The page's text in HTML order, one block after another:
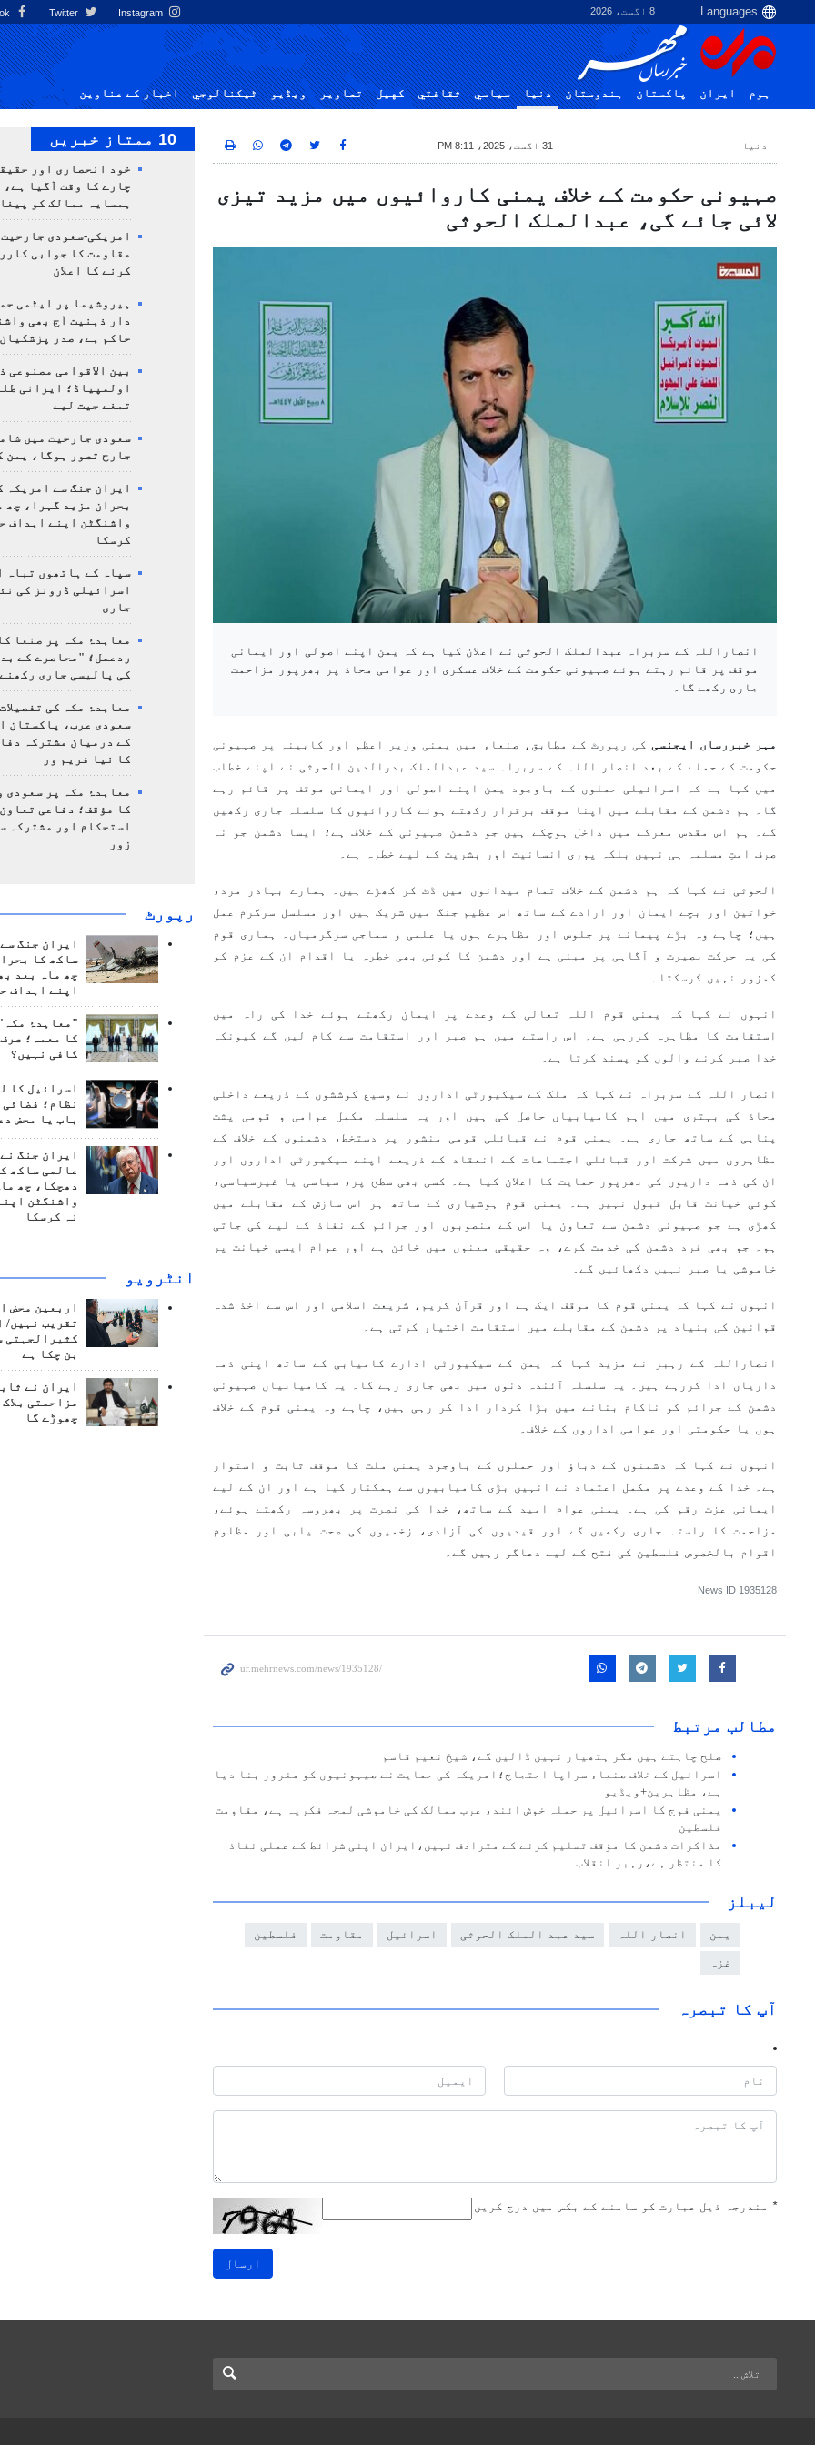
8 اگست، 2026 Instagram
ہوم ایران پاکستان ہندوستان دنیا سياسي ثقافتي کهيل تصاوير ویڈیو ٹيكنالوجي اخبار کے عناوین
دنیا 31 اگست، 2025، 8:11 PM
صہیونی حکومت کے خلاف یمنی کاروائیوں میں مزید تیزی
لائی جائے گی، عبدالملک الحوثی
انصاراللہ کے سربراہ عبدالملک الحوثی نے اعلان کیا ہے کہ یمن اپنے اصولی اور ایمانی
موقف پر قائم رہتے ہوئے صہیونی حکومت کے خلاف عسکری اور عوامی محاذ پر بھرپور مزاحمت
جاری رکھے گا۔
مہر خبررساں ایجنسی کی رپورٹ کے مطابق، صنعاء میں یمنی وزیر اعظم اور کابینہ پر صہیونی
حکومت کے حملے کے بعد انصار اللہ کے سربراہ سید عبدالملک بدرالدین الحوثی نے اپنے خطاب
میں کہا ہے کہ اسرائیلی حملوں کے باوجود یمن اپنے اصولی اور ایمانی موقف پر قائم رہے
گا۔ ہم دشمن کے مقابلے میں اپنا موقف برقرار رکھتے ہوئے کاروائیوں کا سلسلہ جاری رکھیں
گے۔ ہم اس مقدس معرکے میں داخل ہوچکے ہیں جو دشمن صہیونی کے خلاف ہے؛ ایسا دشمن جو نہ
صرف امتِ مسلمہ ہی نہیں بلکہ پوری انسانیت اور بشریت کے لیے خطرہ ہے۔
الحوثی نے کہا کہ ہم دشمن کے خلاف تمام میدانوں میں ڈٹ کر کھڑے ہیں۔ ہمارے بہادر مرد،
خواتین اور بچے ایمان اور ارادے کے ساتھ اس عظیم جنگ میں شریک ہیں اور مسلسل سرگرم عمل
ہیں؛ چاہے وہ بڑے پیمانے پر جلوس اور مظاہرے ہوں یا علمی و سماجی سرگرمیاں۔ ہماری قوم
کی یہ حرکت بصیرت و آگاہی پر مبنی ہے اور دشمن کا کوئی بھی خطرہ یا اقدام ان کے عزم کو
کمزور نہیں کرسکتا۔
انہوں نے کہا کہ یمنی قوم اللہ تعالی کے وعدے پر ایمان رکھتے ہوئے خدا کی راہ میں
استقامت کا مظاہرہ کررہی ہے۔ اس راستے میں ہم صبر اور استقامت سے کام لیں گے کیونکہ
خدا صبر کرنے والوں کو پسند کرتا ہے۔
انصار اللہ کے سربراہ نے کہا کہ ملک کے سیکیورٹی اداروں نے وسیع کوششوں کے ذریعے داخلی
محاذ کی بہتری میں اہم کامیابیاں حاصل کی ہیں اور یہ سلسلہ مکمل عوامی و قومی پشت
پناہی کے ساتھ جاری ہے۔ یمنی قوم نے قبائلی قومی منشور پر دستخط، دشمنوں کے خلاف کے
مظاہروں میں شرکت اور قبائلی اجتماعات کے انعقاد کے ذریعے اپنے سیکیورٹی اداروں اور
ان کی ذمہ داریوں کی بھرپور حمایت کا اعلان کیا ہے۔ کسی بھی سطح پر، سیاسی یا غیرسیاسی،
کوئی خیانت قابل قبول نہیں ہے۔ یمنی قوم ہوشیاری کے ساتھ ہر اس سازش کے مقابلے میں
کھڑی ہے جو صہیونی دشمن سے تعاون یا اس کے منصوبوں اور جرائم کے نفاذ کے لیے کی جاتی
ہو۔ جو بھی فرد دشمن کی خدمت کرے، وہ حقیقی معنوں میں خائن ہے اور عوام ایسی خیانت پر
خاموشی یا صبر نہیں دکھائیں گے۔
انہوں نے کہا کہ یمنی قوم کا موقف ایک ہے اور قرآن کریم، شریعت اسلامی اور اس سے اخذ شدہ
قوانین کی بنیاد پر دشمن کے مقابلے میں استقامت اختیار کرتی ہے۔
انصاراللہ کے رہبر نے مزید کہا کہ یمن کے سیکیورٹی ادارے کامیابی کے ساتھ اپنی ذمہ
داریاں ادا کررہے ہیں۔ یہ سلسلہ آئندہ دنوں میں بھی جاری رہے گا۔ یہ کامیابیاں صہیونی
دشمن کے جرائم کو ناکام بنانے میں بڑا کردار ادا کر رہی ہیں، چاہے وہ یمنی قوم کے خلاف
ہوں یا حکومتی اور عوامی اداروں کے خلاف۔
انہوں نے کہا کہ دشمنوں کے دباؤ اور حملوں کے باوجود یمنی ملت کا موقف ثابت و استوار
ہے۔ خدا کے وعدے پر مکمل اعتماد نے انہیں بڑی کامیابیوں سے ہمکنار کیا ہے اور ان کے لیے
ایمانی عزت رقم کی ہے۔ یمنی عوام امید کے ساتھ، خدا کی نصرت پر بھروسہ رکھتے ہوئے،
مزاحمت کا راستہ جاری رکھیں گے اور قیدیوں کی آزادی، زخمیوں کی صحت یابی اور مظلوم
اقوام بالخصوص فلسطین کی فتح کے لیے دعاگو رہیں گے۔
News ID 1935128
مطالب مرتبط
صلح چاہتے ہیں مگر ہتھیار نہیں ڈالیں گے، شیخ نعیم قاسم
اسرائیل کے خلاف صنعاء سراپا احتجاج؛امریکہ کی حمایت نے صیہونیوں کو مغرور بنا دیا
ہے، مظاہرین+ویڈیو
یمنی فوج کا اسرائیل پر حملہ خوش آئند، عرب ممالک کی خاموشی لمحہ فکریہ ہے، مقاومت
فلسطین
مذاکرات دشمن کا مؤقف تسلیم کرنے کے مترادف نہیں،ایران اپنی شرائط کے عملی نفاذ
کا منتظر ہے،رہبر انقلاب
لیبلز
یمن انصار اللہ سید عبد الملک الحوثی اسرائیل مقاومت فلسطین
غزہ
آپ کا تبصرہ
* مندرجہ ذیل عبارت کو سامنے کے بکس میں درج کریں
ارسال
10 ممتاز خبریں
خود انحصاری اور
چارے کا وقت آگیا ہے،
ہمسایہ ممالک کو
امریکی-سعودی
مقاومت کا جوابی
کرنے کا اعلان
ہیروشیما پر ایٹمی
دار ذہنیت آج بھی
حاکم ہے، صدر پزشکیان
بین الاقوامی مصنوعی
تمغے جیت لیے
سعودی جارحیت میں
جارح تصور ہوگا، یمن
ایران جنگ سے امریکہ
بحران مزید گہرا، چھ
واشنگٹن اپنے اہداف
کرسکا
سپاہ کے ہاتھوں تباہ
اسرائیلی ڈرونز کی
جاری
معاہدۂ مکہ پر صنعا
ردعمل؛ "محاصرے کے
کی پالیسی جاری رکھنے
معاہدۂ مکہ کی
سعودی عرب، پاکستان
کے درمیان مشترکہ
کا نیا فریم ور
معاہدۂ مکہ پر سعودی
کا مؤقف؛ دفاعی
استحکام اور مشترکہ
زور
رپورٹ
ایران جنگ
ساکھ کا
چھ ماہ بعد
اپنے اہداف
"معاہدۂ
کا معمہ؛
کافی نہیں؟
اسرائیل کا
نظام؛ فضائی
باب یا محض
ایران جنگ
عالمی ساکھ
دھچکا، چھ
واشنگٹن
نہ کرسکا
انٹرويو
اربعین محض
تقریب نہیں/
کثیرالجہتی
بن چکا ہے
ایران نے
مزاحمتی
چھوڑے گا